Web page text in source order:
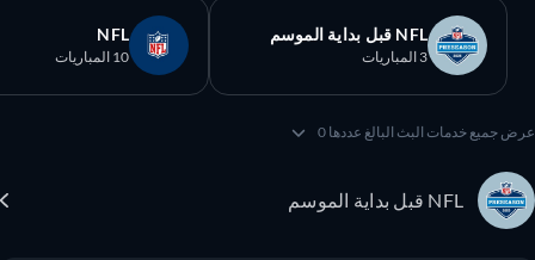
NFL قبل بداية الموسم
3 المباريات
NFL
10 المباريات
جميع خدمات البث البالغ عددها 0
NFL قبل بداية الموسم